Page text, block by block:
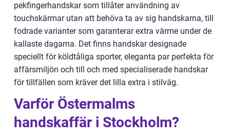
pekfingerhandskar som tillåter användning av
touchskärmar utan att behöva ta av sig handskarna, till
fodrade varianter som garanterar extra värme under de
kallaste dagarna. Det finns handskar designade
speciellt för köldtåliga sporter, eleganta par perfekta för
affärsmiljön och till och med specialiserade handskar
för tillfällen som kräver det lilla extra i stilväg.
Varför Östermalms
handskaffär i Stockholm?